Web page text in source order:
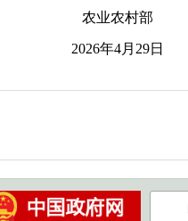
农业农村部
年4月 29日